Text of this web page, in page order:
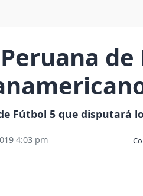
Fútbol 5 que disputará
4:03 pm